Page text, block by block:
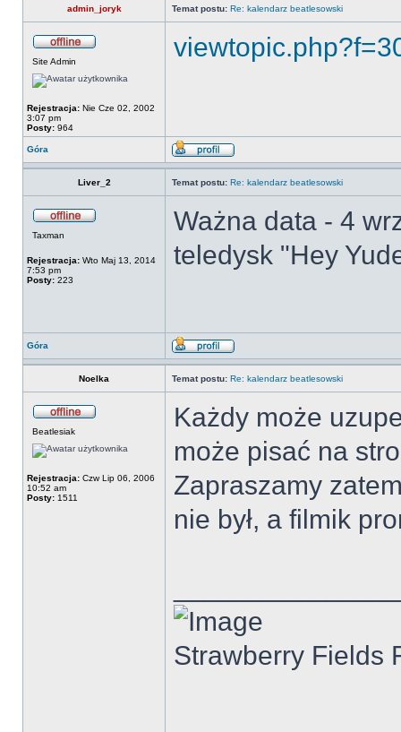
admin_joryk Temat postu: Re: kalendarz beatlesowski
Site Admin
Rejestracja: Nie Cze 02, 2002
3:07 pm
Posty: 964
Góra
Liver_2 Temat postu: Re: kalendarz beatlesowski
Taxman
Rejestracja: Wto Maj 13, 2014
7:53 pm
Posty: 223
Ważna data - 4
teledysk "Hey
Góra
Noelka Temat postu: Re: kalendarz beatlesowski
Beatlesiak
Rejestracja: Czw Lip 06, 2006
10:52 am
Posty: 1511
Każdy może
może pisać na
Zapraszamy
nie był, a filmik
Strawberry Fields